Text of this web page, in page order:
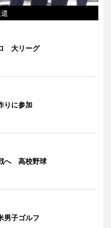
大リーグ
りに参加
へ 高校野球
子ゴルフ